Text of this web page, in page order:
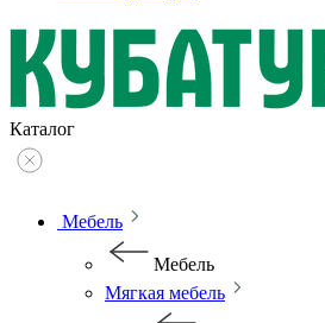
Каталог
Мебель
Мебель
Мягкая мебель